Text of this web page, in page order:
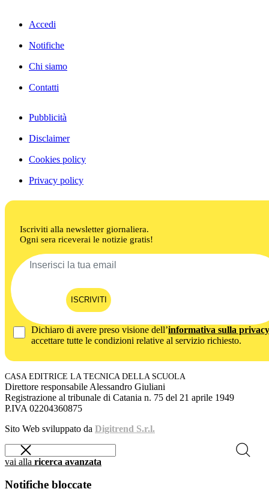
Accedi
Notifiche
Chi siamo
Contatti
Pubblicità
Disclaimer
Cookies policy
Privacy policy
Iscriviti alla newsletter giornaliera.
Ogni sera riceverai le notizie gratis!
ISCRIVITI
Dichiaro di avere preso visione dell’informativa sulla privacy
accettare tutte le condizioni relative al servizio richiesto.
CASA EDITRICE LA TECNICA DELLA SCUOLA
Direttore responsabile Alessandro Giuliani
Registrazione al tribunale di Catania n. 75 del 21 aprile 1949
P.IVA 02204360875
Sito Web sviluppato da Digitrend S.r.l.
vai alla ricerca avanzata
Notifiche bloccate